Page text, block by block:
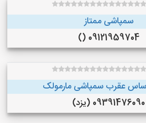
سمپاشی ممتاز
09121959704 ()
عقرب سمپاشی مارمولک
09391476090 (یزد)